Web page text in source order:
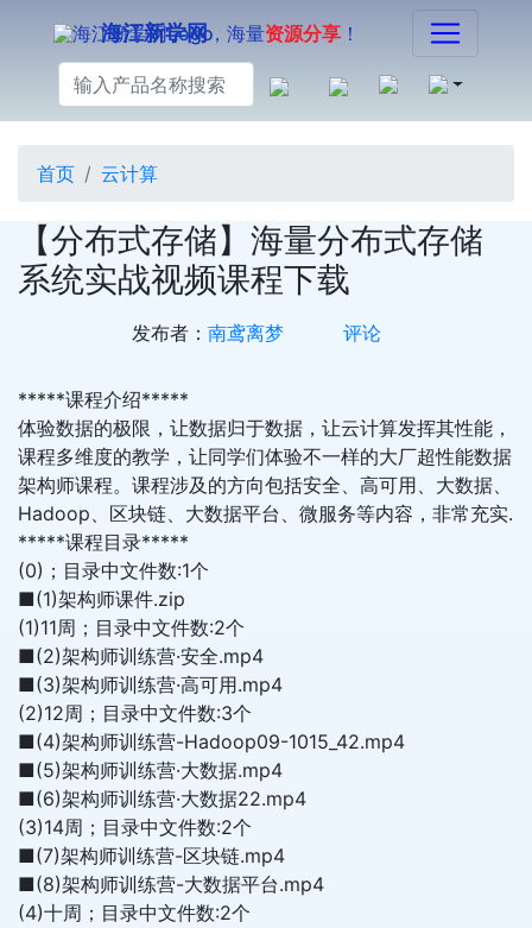
海江新学网，海量资源分享！
首页 云计算
【分布式存储】海量分布式存储
系统实战视频课程下载
发布者： 南鸢离梦 评论
*****课程介绍*****
体验数据的极限，让数据归于数据，让云计算发挥其性能，
课程多维度的教学，让同学们体验不一样的大厂超性能数据
架构师课程。课程涉及的方向包括安全、高可用、大数据、
Hadoop、区块链、大数据平台、微服务等内容，非常充实.
*****课程目录*****
(0)；目录中文件数:1个
■(1)架构师课件.zip
(1)11周；目录中文件数:2个
■(2)架构师训练营·安全.mp4
■(3)架构师训练营·高可用.mp4
(2)12周；目录中文件数:3个
■(4)架构师训练营-Hadoop09-1015_42.mp4
■(5)架构师训练营·大数据.mp4
■(6)架构师训练营·大数据22.mp4
(3)14周；目录中文件数:2个
■(7)架构师训练营-区块链.mp4
■(8)架构师训练营-大数据平台.mp4
(4)十周；目录中文件数:2个